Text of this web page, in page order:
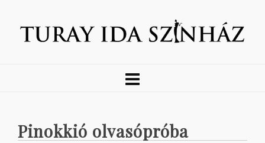
Pinokkió olvasópróba